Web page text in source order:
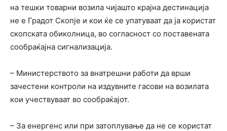
на тешки товарни возила чијашто крајна дестинација
не е Градот Скопје и кои ќе се упатуваат да ја користат
скопската обиколница, во согласност со поставената
сообраќајна сигнализација.
– Министерството за внатрешни работи да врши
зачестени контроли на издувните гасови на возилата
кои учествуваат во сообраќајот.
– За енергенс или при затоплување да не се користат